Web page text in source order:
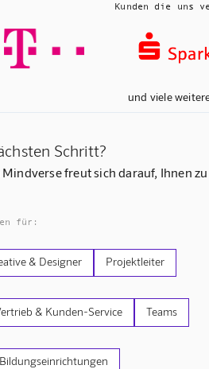
Kunden die uns
und viele
Schritt?
freut sich darauf, Ihnen
für:
& Designer Projektleiter
& Kunden-Service Teams